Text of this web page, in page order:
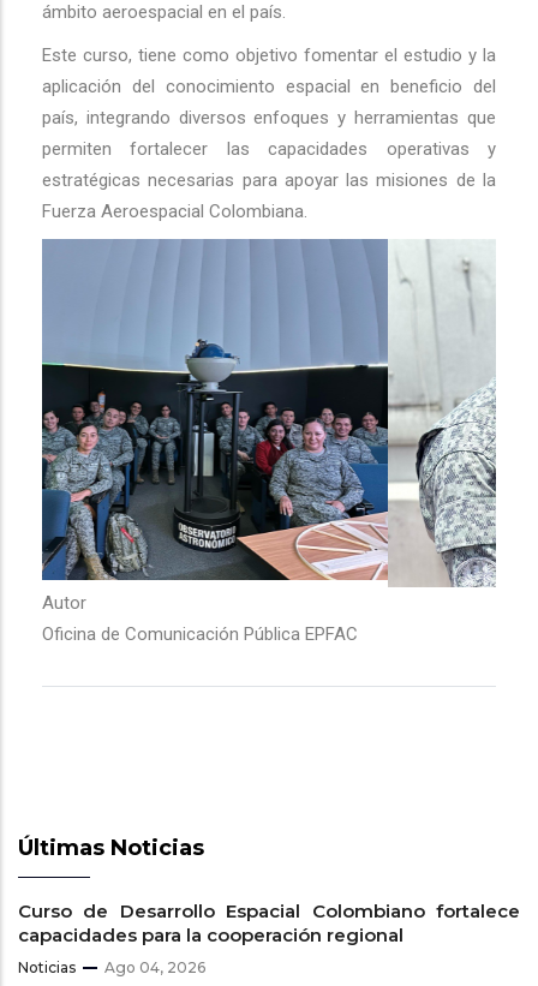
ámbito aeroespacial en el país.
Este curso, tiene como objetivo fomentar el estudio y la
aplicación del conocimiento espacial en beneficio del
país, integrando diversos enfoques y herramientas que
permiten fortalecer las capacidades operativas y
estratégicas necesarias para apoyar las misiones de la
Fuerza Aeroespacial Colombiana.
Autor
Oficina de Comunicación Pública EPFAC
Últimas Noticias
Curso de Desarrollo Espacial Colombiano fortalece
capacidades para la cooperación regional
Noticias Ago 04, 2026